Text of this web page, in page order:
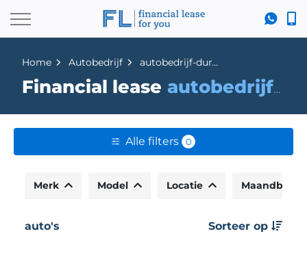
Home Autobedrijf autobedrijf-duran
Financial lease autobedrijf-duran
Alle filters 0
Merk Model Locatie
auto's Sorteer op